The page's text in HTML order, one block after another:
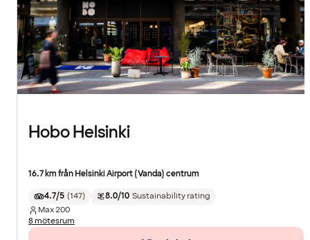
Hobo Helsinki
16.7 km från Helsinki Airport (Vanda) centrum
4.7/5 (147) 8.0/10 Sustainability rating
Max200
8 mötesrum